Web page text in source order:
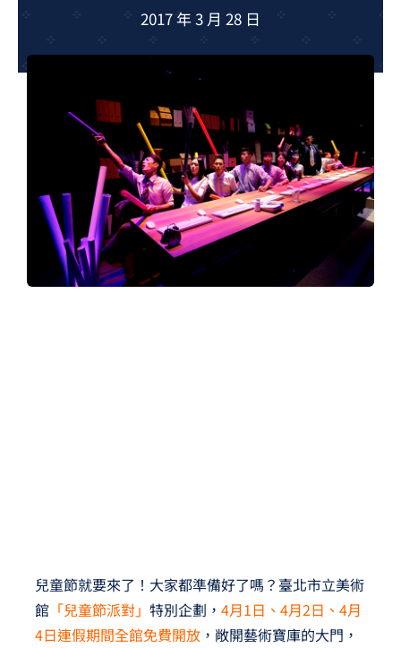
夢想TV
夢想購物
2017 年 3 月 28 日
兒童節就要來了！大家都準備好了嗎？臺北市立美術
館「兒童節派對」 特別企劃， 4月1日、4月2日、4月
4日連假期間全館免費開放，敞開藝術寶庫的大門，